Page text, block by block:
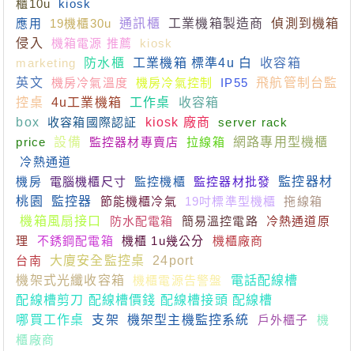
櫃10u
kiosk
應用
19機櫃30u 通訊櫃 工業機箱製造商
偵測到機箱
侵入
機箱電源 推薦
kiosk
marketing
防水櫃 工業機箱 標準4u 白
收容箱
英文
機房冷氣溫度 機房冷氣控制 IP55
飛航管制台監
控桌
4u工業機箱 工作桌
收容箱
box
收容箱國際認証 kiosk 廠商
server rack
price
設備 監控器材專賣店 拉線箱
網路專用型機櫃
冷熱通道
機房
電腦機櫃尺寸 監控機櫃 監控器材批發
監控器材
桃園
監控器 節能機櫃冷氣 19吋標準型機櫃
拖線箱
機箱風扇接口
防水配電箱 簡易溫控電路
冷熱通道原
理
不銹鋼配電箱 機櫃 1u幾公分
機櫃廠商
台南
大廈安全監控桌
24port
機架式光纖收容箱
機櫃電源告警盤
電話配線槽
配線槽剪刀 配線槽價錢 配線槽接頭 配線槽
哪買工作桌
支架 機架型主機監控系統 戶外櫃子
機
櫃廠商